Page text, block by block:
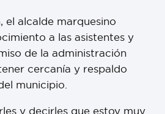
el alcalde marquesino
a las asistentes y
de la administración
cercanía y respaldo
municipio.
y decirles que estoy muy